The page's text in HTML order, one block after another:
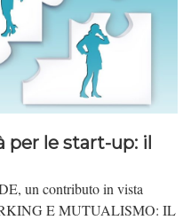
per le start-up: il
un contributo in vista
E MUTUALISMO: IL